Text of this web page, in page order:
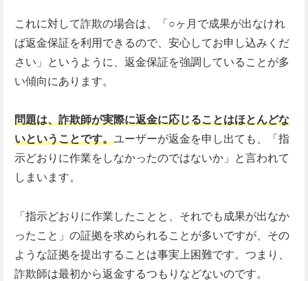
これに対して詐欺の場合は、「○ヶ月で成果が出なけれ
ば返金保証を利用できるので、安心してお申し込みくだ
さい」というように、返金保証を強調していることが多
い傾向にあります。
問題は、詐欺師が実際に返金に応じることはほとんどな
いということです。ユーザーが返金を申し出ても、「指
示どおりに作業をしなかったのではないか」と言われて
しまいます。
「指示どおりに作業したことと、それでも成果が出なか
ったこと」の証拠を求められることが多いですが、その
ような証拠を提出することは事実上困難です。つまり、
詐欺師は最初から返金するつもりなどないのです。